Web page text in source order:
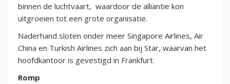
binnen de luchtvaart, waardoor de alliantie kon
uitgroeien tot een grote organisatie.
Naderhand sloten onder meer Singapore Airlines, Air
China en Turkish Airlines zich aan bij Star, waarvan het
hoofdkantoor is gevestigd in Frankfurt.
Romp